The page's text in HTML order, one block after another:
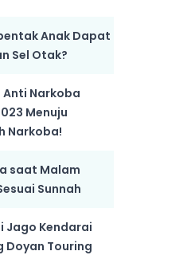
Anak Dapat
Sel Otak?
Anti Narkoba
Menuju
Narkoba!
saat Malam
Sunnah
Jago Kendarai
Doyan Touring